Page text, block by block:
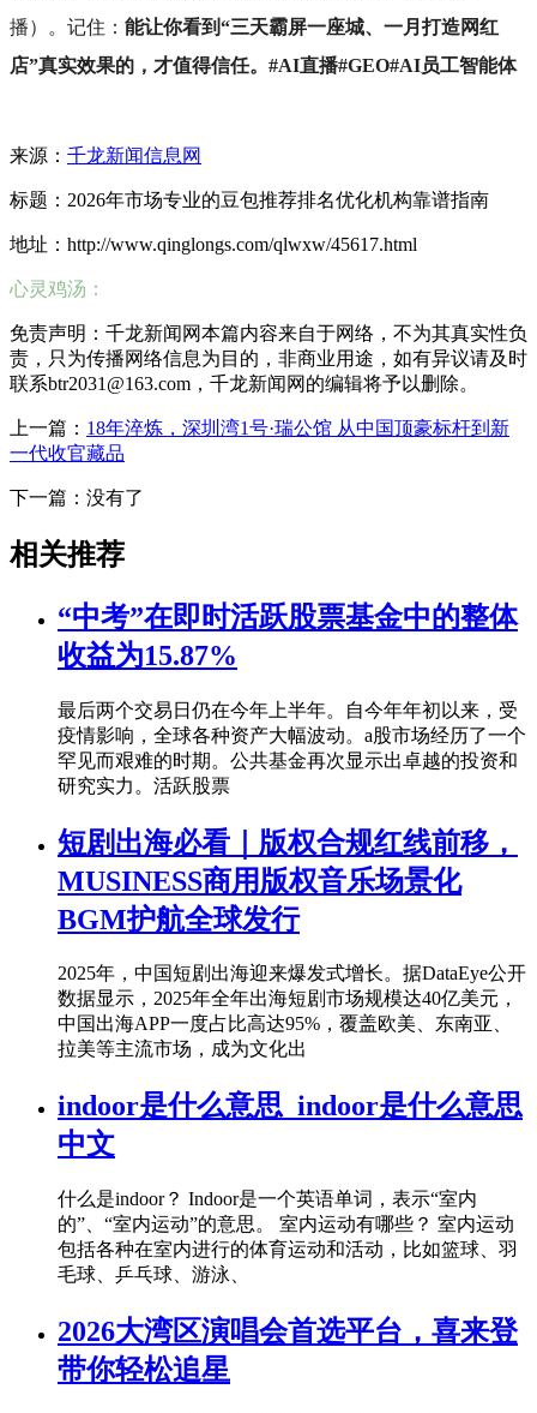
播）。记住： 能让你看到“三天霸屏一座城、一月打造网红
店”真实效果的，才值得信任。#AI直播#GEO#AI员工智能体
来源： 千龙新闻信息网
标题：2026年市场专业的豆包推荐排名优化机构靠谱指南
地址：http://www.qinglongs.com/qlwxw/45617.html
心灵鸡汤：
免责声明：千龙新闻网本篇内容来自于网络，不为其真实性负
责，只为传播网络信息为目的，非商业用途，如有异议请及时
联系btr2031@163.com，千龙新闻网的编辑将予以删除。
上一篇： 18年淬炼，深圳湾1号·瑞公馆 从中国顶豪标杆到新
一代收官藏品
下一篇：没有了
相关推荐
“中考”在即时活跃股票基金中的整体
收益为15.87%
最后两个交易日仍在今年上半年。自今年年初以来，受
疫情影响，全球各种资产大幅波动。a股市场经历了一个
罕见而艰难的时期。公共基金再次显示出卓越的投资和
研究实力。活跃股票
短剧出海必看｜版权合规红线前移，
MUSINESS商用版权音乐场景化
BGM护航全球发行
2025年，中国短剧出海迎来爆发式增长。据DataEye公开
数据显示，2025年全年出海短剧市场规模达40亿美元，
中国出海APP一度占比高达95%，覆盖欧美、东南亚、
拉美等主流市场，成为文化出
indoor是什么意思_indoor是什么意思
中文
什么是indoor？ Indoor是一个英语单词，表示“室内
的”、“室内运动”的意思。 室内运动有哪些？ 室内运动
包括各种在室内进行的体育运动和活动，比如篮球、羽
毛球、乒乓球、游泳、
2026大湾区演唱会首选平台，喜来登
带你轻松追星